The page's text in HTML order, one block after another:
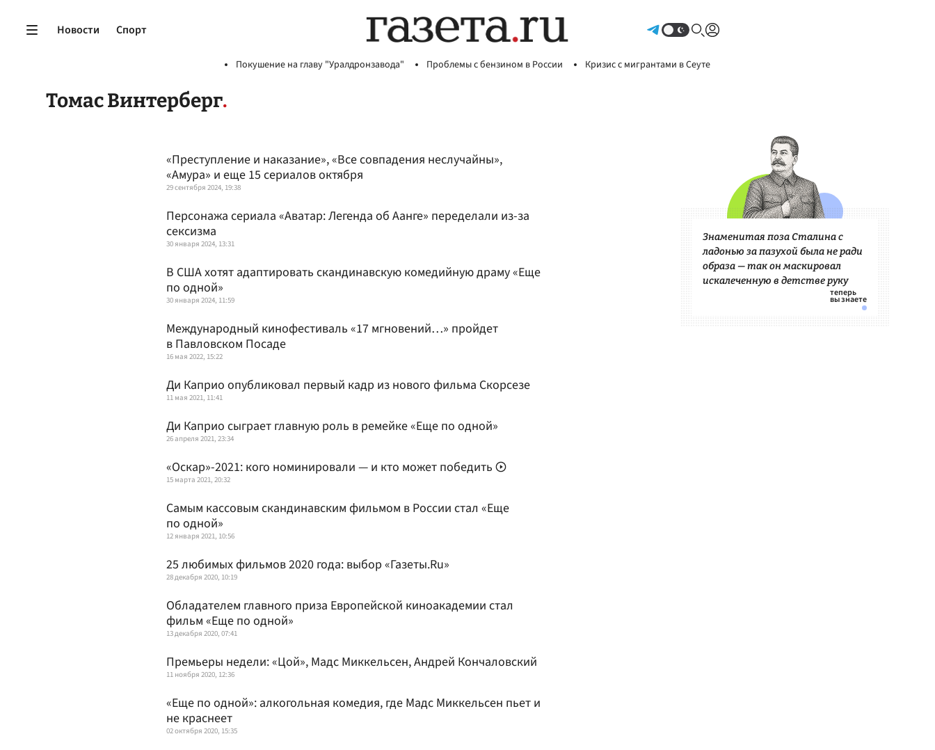
Новости Спорт
Покушение на главу "Уралдронзавода" Проблемы с бензином в России Кризис с мигрантами в Сеуте
Томас Винтерберг
«Преступление и наказание», «Все совпадения неслучайны»,
«Амура» и еще 15 сериалов октября
29 сентября 2024, 19:38
Персонажа сериала «Аватар: Легенда об Аанге» переделали из-за
сексизма
30 января 2024, 13:31
В США хотят адаптировать скандинавскую комедийную драму «Еще
по одной»
30 января 2024, 11:59
Международный кинофестиваль «17 мгновений…» пройдет
в Павловском Посаде
16 мая 2022, 15:22
Ди Каприо опубликовал первый кадр из нового фильма Скорсезе
11 мая 2021, 11:41
Ди Каприо сыграет главную роль в ремейке «Еще по одной»
26 апреля 2021, 23:34
«Оскар»-2021: кого номинировали — и кто может победить
15 марта 2021, 20:32
Самым кассовым скандинавским фильмом в России стал «Еще
по одной»
12 января 2021, 10:56
25 любимых фильмов 2020 года: выбор «Газеты.Ru»
28 декабря 2020, 10:19
Обладателем главного приза Европейской киноакадемии стал
фильм «Еще по одной»
13 декабря 2020, 07:41
Премьеры недели: «Цой», Мадс Миккельсен, Андрей Кончаловский
11 ноября 2020, 12:36
«Еще по одной»: алкогольная комедия, где Мадс Миккельсен пьет и
не краснеет
02 октября 2020, 15:35
Знаменитая поза Сталина с
ладонью за пазухой была не ради
образа — так он маскировал
искалеченную в детстве руку